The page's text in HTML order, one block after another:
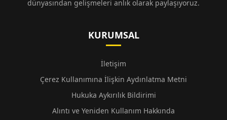
dünyasından gelişmeleri anlık olarak paylaşıyoruz.
KURUMSAL
İletişim
Çerez Kullanımına İlişkin Aydınlatma Metni
Hukuka Aykırılık Bildirimi
Alıntı ve Yeniden Kullanım Hakkında